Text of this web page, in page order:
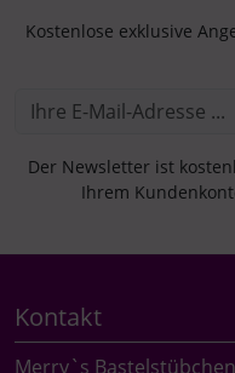
Kostenlose exklusive
Der Newsletter ist
Ihrem
Kontakt
Merry`s Bastelstübchen